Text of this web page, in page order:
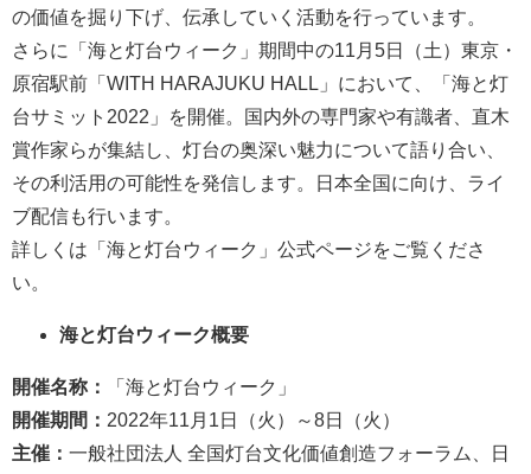
の価値を掘り下げ、伝承していく活動を行っています。
さらに「海と灯台ウィーク」期間中の11月5日（土）東京・
原宿駅前「WITH HARAJUKU HALL」において、「海と灯
台サミット2022」を開催。国内外の専門家や有識者、直木
賞作家らが集結し、灯台の奥深い魅力について語り合い、
その利活用の可能性を発信します。日本全国に向け、ライ
ブ配信も行います。
詳しくは「海と灯台ウィーク」公式ページをご覧くださ
い。
海と灯台ウィーク概要
開催名称：
「海と灯台ウィーク」
開催期間： 2022年11月1日（火）～8日（火）
主催： 一般社団法人 全国灯台文化価値創造フォーラム、日